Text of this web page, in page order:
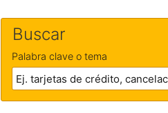
Buscar
Palabra clave o tema